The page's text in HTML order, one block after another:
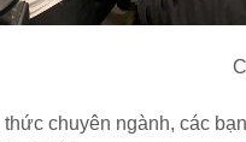
chuyên ngành, các